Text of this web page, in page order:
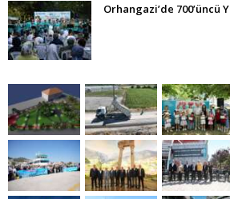
Orhangazi’de 700’üncü